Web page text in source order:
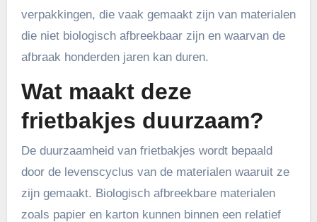
verpakkingen, die vaak gemaakt zijn van materialen
die niet biologisch afbreekbaar zijn en waarvan de
afbraak honderden jaren kan duren.
Wat maakt deze
frietbakjes duurzaam?
De duurzaamheid van frietbakjes wordt bepaald
door de levenscyclus van de materialen waaruit ze
zijn gemaakt. Biologisch afbreekbare materialen
zoals papier en karton kunnen binnen een relatief